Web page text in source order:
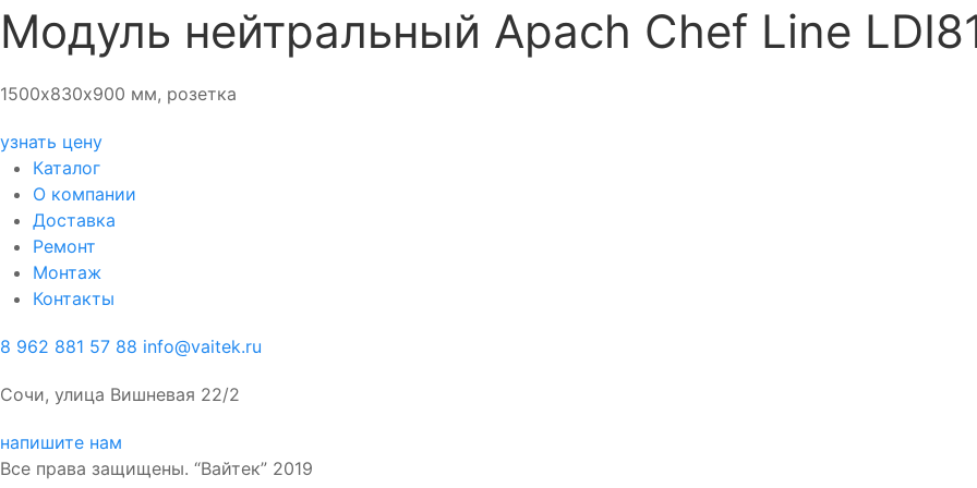
Модуль нейтральный Apach Chef Line
1500х830х900 мм, розетка
узнать цену
Каталог
О компании
Доставка
Ремонт
Монтаж
Контакты
8 962 881 57 88 info@vaitek.ru
Сочи, улица Вишневая 22/2
напишите нам
Все права защищены. “Вайтек” 2019